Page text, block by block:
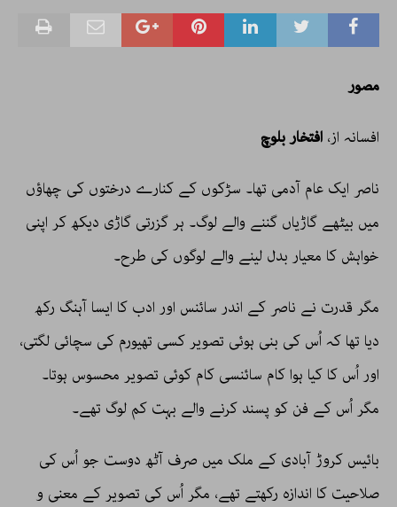
مصور
افسانہ از، افتخار بلوچ
ناصر ایک عام آدمی تھا۔ سڑکوں کے کنارے درختوں کی چھاؤں
میں بیٹھے گاڑیاں گننے والے لوگ۔ ہر گزرتی گاڑی دیکھ کر اپنی
خواہش کا معیار بدل لینے والے لوگوں کی طرح۔
مگر قدرت نے ناصر کے اندر سائنس اور ادب کا ایسا آہنگ رکھ
دیا تھا کہ اُس کی بنی ہوئی تصویر کسی تھیورم کی سچائی لگتی،
اور اُس کا کیا ہوا کام سائنسی کام کوئی تصویر محسوس ہوتا۔
مگر اُس کے فن کو پسند کرنے والے بہت کم لوگ تھے۔
بائیس کروڑ آبادی کے ملک میں صرف آٹھ دوست جو اُس کی
صلاحیت کا اندازہ رکھتے تھے، مگر اُس کی تصویر کے معنی و